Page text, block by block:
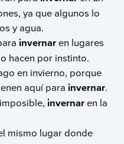
ya que algunos lo
y agua.
invernaren lugares
hacen por instinto.
en invierno, porque
aquí para invernar.
invernaren la
mismo lugar donde